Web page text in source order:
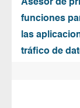
Asesor de
funciones
las
tráfico de